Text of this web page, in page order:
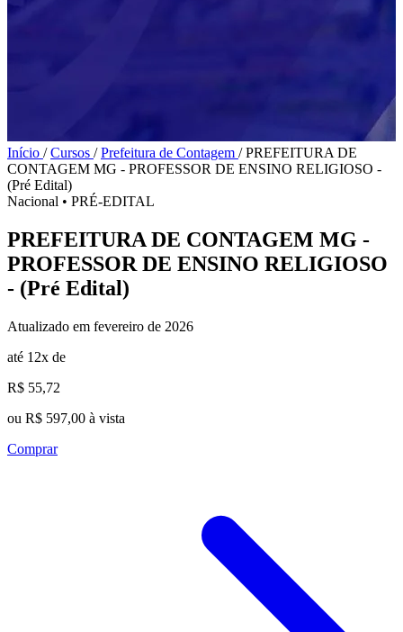
Início / Cursos / Prefeitura de Contagem / PREFEITURA DE
CONTAGEM MG - PROFESSOR DE ENSINO RELIGIOSO -
(Pré Edital)
Nacional • PRÉ-EDITAL
PREFEITURA DE CONTAGEM MG -
PROFESSOR DE ENSINO RELIGIOSO
- (Pré Edital)
Atualizado em fevereiro de 2026
até 12x de
R$ 55,72
ou R$ 597,00 à vista
Comprar